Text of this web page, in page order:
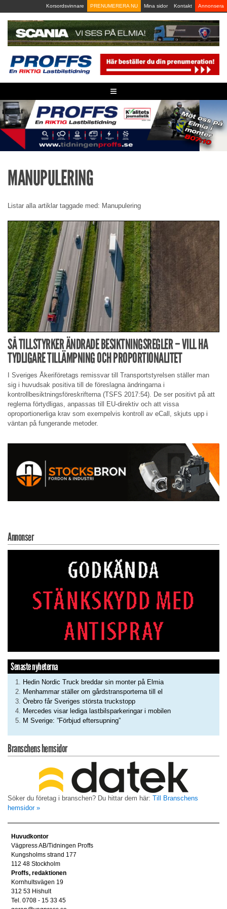
to
content
Korsordsvinnare PRENUMERERA NU Mina sidor Kontakt Annonsera
≡
MANUPULERING
Listar alla artiklar taggade med: Manupulering
SÅ TILLSTYRKER ÄNDRADE BESIKTNINGSREGLER – VILL HA
TYDLIGARE TILLÄMPNING OCH PROPORTIONALITET
I Sveriges Åkeriföretags remissvar till Transportstyrelsen ställer man
sig i huvudsak positiva till de föreslagna ändringarna i
kontrollbesiktningsföreskrifterna (TSFS 2017:54). De ser positivt på att
reglerna förtydligas, anpassas till EU-direktiv och att vissa
oproportionerliga krav som exempelvis kontroll av eCall, skjuts upp i
väntan på fungerande metoder.
Annonser
Senaste nyheterna
Hedin Nordic Truck breddar sin monter på Elmia
Menhammar ställer om gårdstransporterna till el
Örebro får Sveriges största truckstopp
Mercedes visar lediga lastbilsparkeringar i mobilen
M Sverige: ”Förbjud eftersupning”
Branschens hemsidor
Söker du företag i branschen? Du hittar dem här: Till Branschens
hemsidor »
Huvudkontor
Vägpress AB/Tidningen Proffs
Kungsholms strand 177
112 48 Stockholm
Proffs, redaktionen
Kornhultsvägen 19
312 53 Hishult
Tel. 0708 - 15 33 45